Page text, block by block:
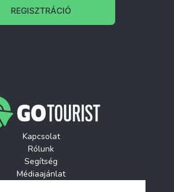
REGISZTRÁCIÓ
Kapcsolat
Rólunk
Segítség
Médiaajánlat